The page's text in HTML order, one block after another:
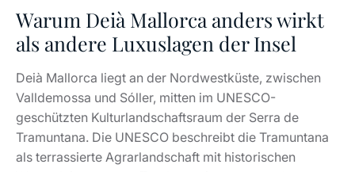
Warum Deià Mallorca anders wirkt
als andere Luxuslagen der Insel
Deià Mallorca liegt an der Nordwestküste, zwischen
Valldemossa und Sóller, mitten im UNESCO-
geschützten Kulturlandschaftsraum der Serra de
Tramuntana. Die UNESCO beschreibt die Tramuntana
als terrassierte Agrarlandschaft mit historischen